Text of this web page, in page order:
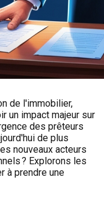
de l'immobilier,
un impact majeur sur
des prêteurs
de plus
nouveaux acteurs
? Explorons les
à prendre une